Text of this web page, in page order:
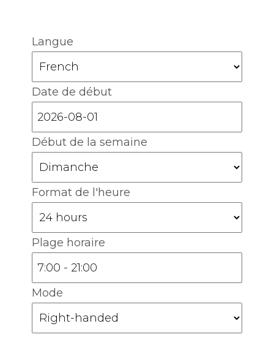
Langue
Date de début
Début de la semaine
Format de l'heure
Plage horaire
Mode